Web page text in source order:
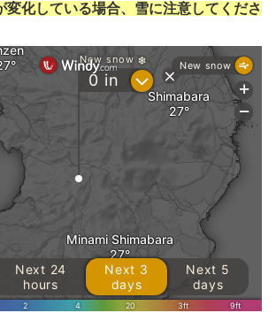
変化している場合、雪に注意してくださ